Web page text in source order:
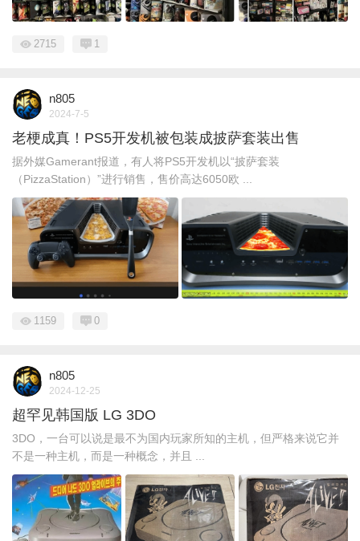
2715 1
n805
2024-7-5
老梗成真！PS5开发机被包装成披萨套装出售
据外媒Gamerant报道，有人将PS5开发机以“披萨套装
（PizzaStation）”进行销售，售价高达6050欧 ...
1159 0
n805
2024-12-25
超罕见韩国版 LG 3DO
3DO，一台可以说是最不为国内玩家所知的主机，但严格来说它并
不是一种主机，而是一种概念，并且 ...